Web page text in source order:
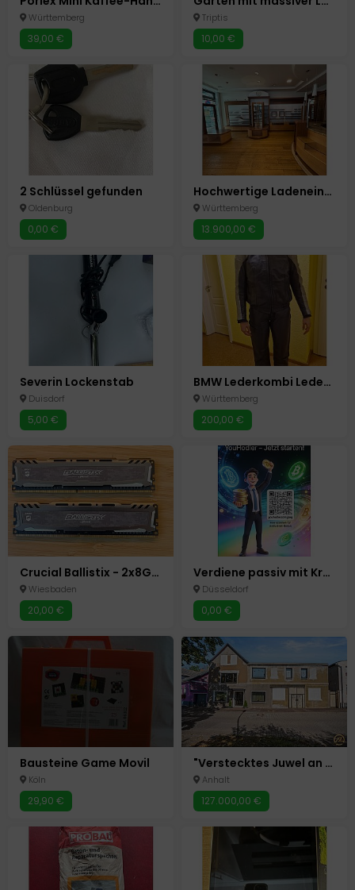
Württemberg
39,00 €
Triptis
10,00 €
2 Schlüssel gefunden
Oldenburg
0,00 €
Hochwertige Ladeneinrichtung-Ideal für Optik, Kosmetik, Juwelier
Württemberg
13.900,00 €
Severin Lockenstab
Duisdorf
5,00 €
BMW Lederkombi Lederanzug Motorradklamotten Stadler Vintage
Württemberg
200,00 €
Crucial Ballistix - 2x8GB DDR4
Wiesbaden
20,00 €
Verdiene passiv mit Krypto auf YouHodler! 25 USD Bonus
Düsseldorf
0,00 €
Bausteine Game Movil
Köln
29,90 €
"Verstecktes Juwel an der Bode: Kreativer Freiraum mit Werkstatt, Dachterrasse und viel Potenzial"
Anhalt
127.000,00 €